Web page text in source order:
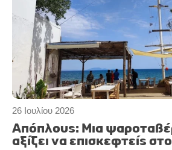
26 Ιουλίου 2026
Απόπλους: Μια
αξίζει να επισκεφτείς